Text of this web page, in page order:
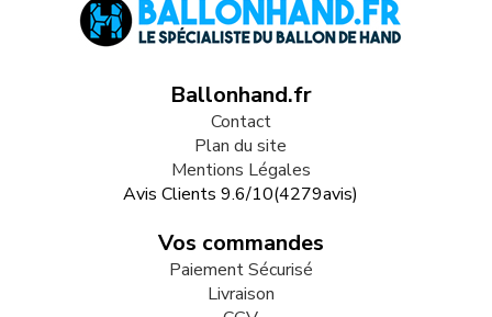
Ballonhand.fr
Contact
Plan du site
Mentions Légales
Avis Clients 9.6/10(4279avis)
Vos commandes
Paiement Sécurisé
Livraison